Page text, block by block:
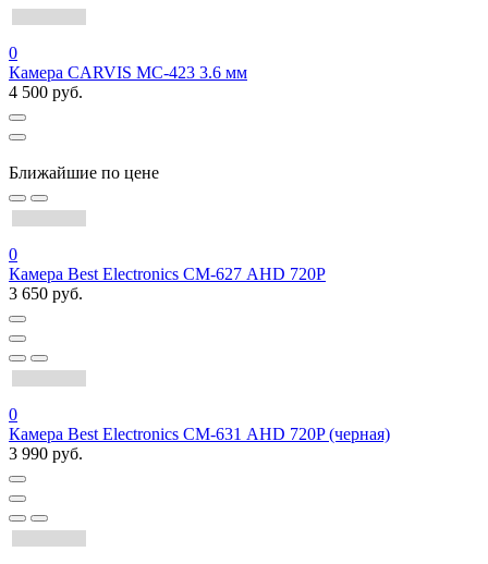
0
Камера CARVIS MC-423 3.6 мм
4 500 руб.
Ближайшие по цене
0
Камера Best Electronics СМ-627 AHD 720P
3 650 руб.
0
Камера Best Electronics СМ-631 AHD 720P (черная)
3 990 руб.